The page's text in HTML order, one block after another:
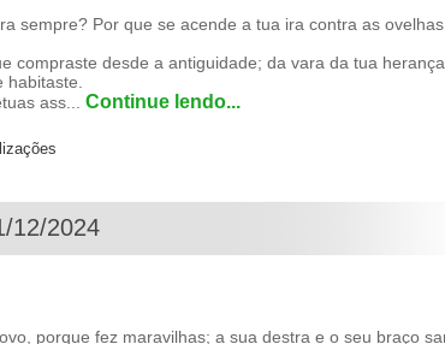
sempre? Por que se acende a tua ira contra as
compraste desde a antiguidade; da vara da tua
ass... Continue lendo...
12/2024
porque fez maravilhas; a sua destra e o seu braço